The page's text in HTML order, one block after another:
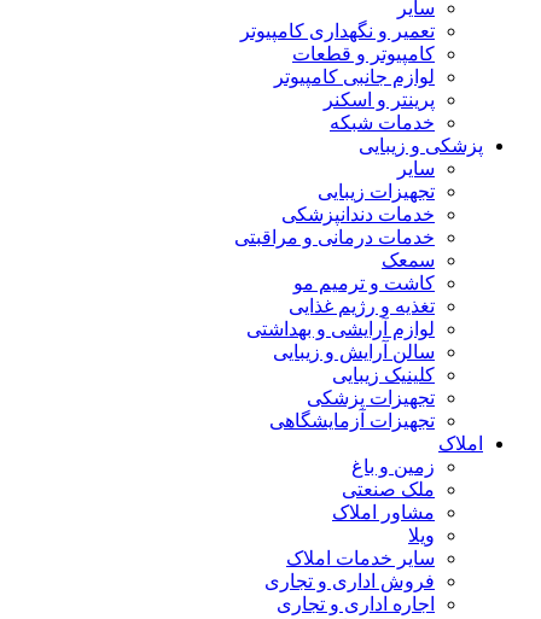
سایر
تعمیر و نگهداری کامپیوتر
کامپیوتر و قطعات
لوازم جانبی کامپیوتر
پرینتر و اسکنر
خدمات شبکه
پزشکی و زیبایی
سایر
تجهیزات زیبایی
خدمات دندانپزشکی
خدمات درمانی و مراقبتی
سمعک
کاشت و ترمیم مو
تغذیه و رژیم غذایی
لوازم آرایشی و بهداشتی
سالن آرایش و زیبایی
کلینیک زیبایی
تجهیزات پزشکی
تجهیزات آزمایشگاهی
املاک
زمین و باغ
ملک صنعتی
مشاور املاک
ویلا
سایر خدمات املاک
فروش اداری و تجاری
اجاره اداری و تجاری